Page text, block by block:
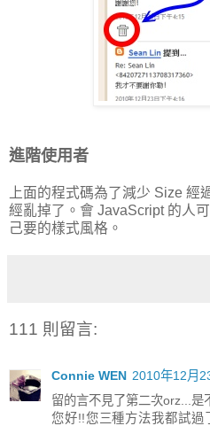
進階使用者
上面的程式碼為了減少 Size 經
經亂掉了。會 JavaScript 的人
己要的樣式風格。
111 則留言:
Connie WEN 2010年12月
留的言不見了第二次orz...是
您好!!您三種方法我都試過